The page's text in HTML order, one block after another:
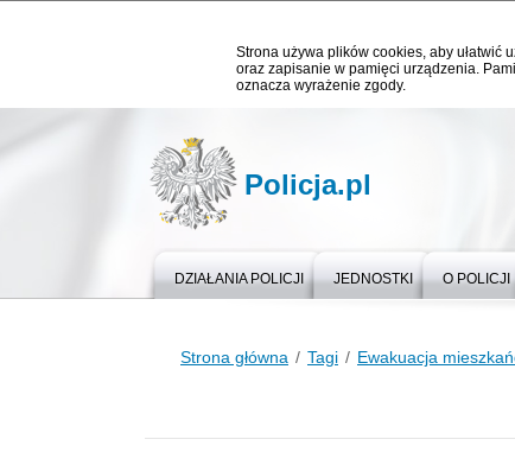
Strona używa plików cookies, aby ułatwić
oraz zapisanie w pamięci urządzenia.
oznacza wyrażenie zgody.
Policja.pl
DZIAŁANIA POLICJI JEDNOSTKI O POLICJI
Strona główna Tagi Ewakuacja